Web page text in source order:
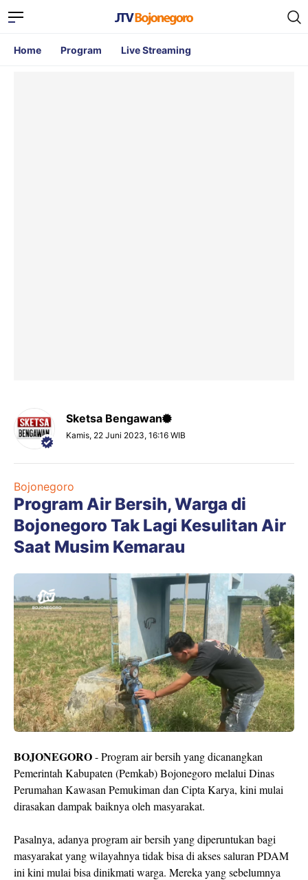
Home Program Live Streaming
Sketsa Bengawan
Kamis, 22 Juni 2023, 16:16 WIB
Bojonegoro
Program Air Bersih, Warga di
Bojonegoro Tak Lagi Kesulitan Air
Saat Musim Kemarau
BOJONEGORO- Program air bersih yang dicanangkan
Pemerintah Kabupaten (Pemkab) Bojonegoro melalui Dinas
Perumahan Kawasan Pemukiman dan Cipta Karya, kini mulai
dirasakan dampak baiknya oleh masyarakat.
Pasalnya, adanya program air bersih yang diperuntukan bagi
masyarakat yang wilayahnya tidak bisa di akses saluran PDAM
ini kini mulai bisa dinikmati warga. Mereka yang sebelumnya